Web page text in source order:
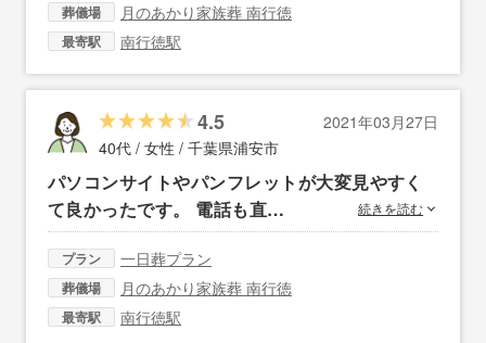
葬儀場 月のあかり家族葬 南行徳
最寄駅 南行徳駅
4.5
2021年03月27日
40代 / 女性 / 千葉県浦安市
パソコンサイトやパンフレットが大変見やすく
て良かったです。 電話も直…
続きを読む
プラン 一日葬プラン
葬儀場 月のあかり家族葬 南行徳
最寄駅 南行徳駅